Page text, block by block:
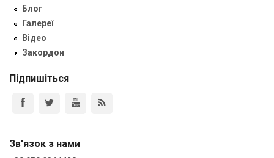
Блог
Галереї
Відео
Закордон
Підпишіться
Зв'язок з нами